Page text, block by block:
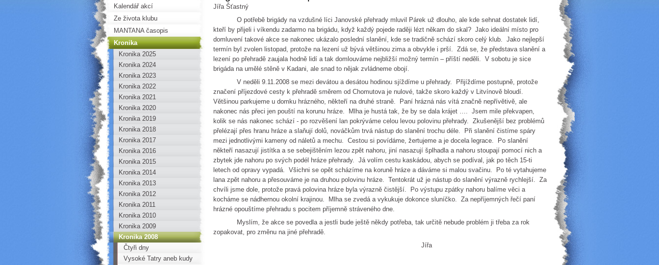
Jířa Šťastný
O potřebě brigády na vzdušné líci Janovské přehrady mluvil Párek už dlouho, ale kde sehnat dostatek lidí,
kteří by přijeli i víkendu zadarmo na brigádu, když každý pojede raději lézt někam do skal? Jako ideální místo pro
domluvení takové akce se nakonec ukázalo poslední slanění, kde se tradičně schází skoro celý klub. Jako nejlepší
termín byl zvolen listopad, protože na lezení už bývá většinou zima a obvykle i prší. Zdá se, že představa slanění a
lezení po přehradě zaujala hodně lidí a tak domlouváme nejbližší možný termín – příští neděli. V sobotu je sice
brigáda na umělé stěně v Kadani, ale snad to nějak zvládneme obojí.
V neděli 9.11.2008 se mezi devátou a desátou hodinou sjíždíme u přehrady. Přijíždíme postupně, protože
značení příjezdové cesty k přehradě směrem od Chomutova je nulové, takže skoro každý v Litvínově bloudí.
Většinou parkujeme u domku hrázného, někteří na druhé straně. Paní hrázná nás vítá značně nepřívětivě, ale
nakonec nás přeci jen pouští na korunu hráze. Mlha je hustá tak, že by se dala krájet …. Jsem mile překvapen,
kolik se nás nakonec schází - po rozvěšení lan pokrýváme celou levou polovinu přehrady. Zkušenější bez problémů
přelézají přes hranu hráze a slaňují dolů, nováčkům trvá nástup do slanění trochu déle. Při slanění čistíme spáry
mezi jednotlivými kameny od náletů a mechu. Cestou si povídáme, žertujeme a je docela legrace. Po slanění
někteří nasazují jistítka a se sebejištěním lezou zpět nahoru, jiní nasazují šplhadla a nahoru stoupají pomocí nich a
zbytek jde nahoru po svých podél hráze přehrady. Já volím cestu kaskádou, abych se podíval, jak po těch 15-ti
letech od opravy vypadá. Všichni se opět scházíme na koruně hráze a dáváme si malou svačinu. Po té vytahujeme
lana zpět nahoru a přesouváme je na druhou polovinu hráze. Tentokrát už je nástup do slanění výrazně rychlejší. Za
chvíli jsme dole, protože pravá polovina hráze byla výrazně čistější. Po výstupu zpátky nahoru balíme věci a
kocháme se nádhernou okolní krajinou. Mlha se zvedá a vykukuje dokonce sluníčko. Za nepříjemných řečí paní
hrázné opouštíme přehradu s pocitem příjemně stráveného dne.
Myslím, že akce se povedla a jestli bude ještě někdy potřeba, tak určitě nebude problém ji třeba za rok
zopakovat, pro změnu na jiné přehradě.
Jířa
Kalendář akcí
Ze života klubu
MANTANA časopis
Kronika
Kronika 2025
Kronika 2024
Kronika 2023
Kronika 2022
Kronika 2021
Kronika 2020
Kronika 2019
Kronika 2018
Kronika 2017
Kronika 2016
Kronika 2015
Kronika 2014
Kronika 2013
Kronika 2012
Kronika 2011
Kronika 2010
Kronika 2009
Kronika 2008
Čtyři dny
Vysoké Tatry aneb kudy